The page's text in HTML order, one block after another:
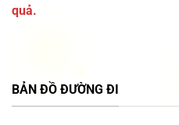
quả.
BẢN ĐỒ ĐƯỜNG ĐI